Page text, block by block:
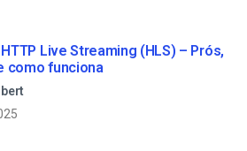
Live Streaming (HLS) – Prós,
como funciona